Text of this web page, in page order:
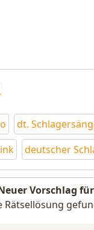
dt.
deutscher
Vorschlag
Rätsellösung